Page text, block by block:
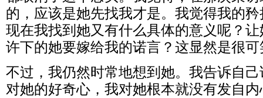
的，应该是她先找我才是。我觉得我的
现在我找到她又有什么具体的意义呢？
许下的她要嫁给我的诺言？这显然是很可
不过，我仍然时常地想到她。我告诉自
对她的好奇心，我对她根本就没有发自